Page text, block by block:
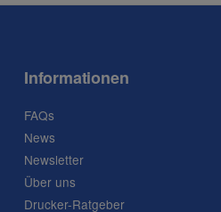
Informationen
FAQs
News
Newsletter
Über uns
Drucker-Ratgeber